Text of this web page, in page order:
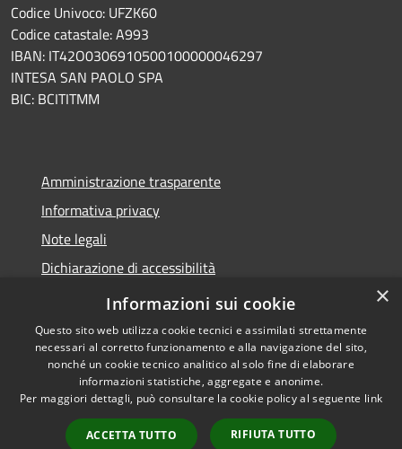
Codice Univoco: UFZK60
Codice catastale: A993
IBAN: IT42O0306910500100000046297
INTESA SAN PAOLO SPA
BIC: BCITITMM
Amministrazione trasparente
Informativa privacy
Note legali
Dichiarazione di accessibilità
Meccanismo di feedback
Accessibilità
Copyright © 2026 • Comune di
Borghetto d'Arroscia •
Powered byMunicipium
×
Informazioni sui cookie
Questo sito web utilizza cookie tecnici e assimilati strettamente
necessari al corretto funzionamento e alla navigazione del sito,
nonché un cookie tecnico analitico al solo fine di elaborare
informazioni statistiche, aggregate e anonime.
Per maggiori dettagli, può consultare la cookie policy al seguente link
ACCETTA TUTTO RIFIUTA TUTTO